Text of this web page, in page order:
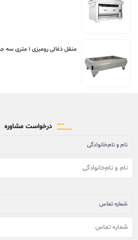
منقل ذغالی رومیزی ۱ متری سه جداره کیچن تک (Kitchentech)
درخواست مشاوره
نام و نام‌خانوادگی
شماره تماس